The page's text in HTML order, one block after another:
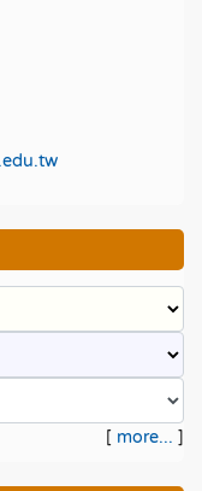
[ more... ]